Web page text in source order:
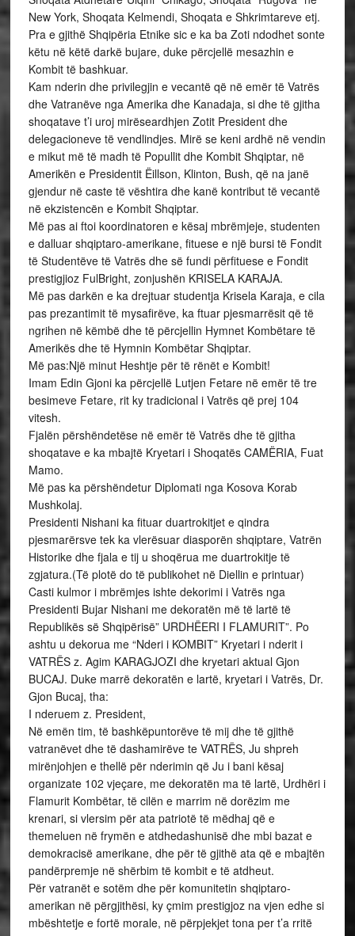
New York, Shoqata Kelmendi, Shoqata e Shkrimtareve etj.
Pra e gjithë Shqipëria Etnike sic e ka ba Zoti ndodhet sonte
këtu në këtë darkë bujare, duke përcjellë mesazhin e
Kombit të bashkuar.
Kam nderin dhe privilegjin e vecantë që në emër të Vatrës
dhe Vatranëve nga Amerika dhe Kanadaja, si dhe të gjitha
shoqatave t’i uroj mirëseardhjen Zotit President dhe
delegacioneve të vendlindjes. Mirë se keni ardhë në vendin
e mikut më të madh të Popullit dhe Kombit Shqiptar, në
Amerikën e Presidentit Ëillson, Klinton, Bush, që na janë
gjendur në caste të vështira dhe kanë kontribut të vecantë
në ekzistencën e Kombit Shqiptar.
Më pas ai ftoi koordinatoren e kësaj mbrëmjeje, studenten
e dalluar shqiptaro-amerikane, fituese e një bursi të Fondit
të Studentëve të Vatrës dhe së fundi përfituese e Fondit
prestigjioz FulBright, zonjushën KRISELA KARAJA.
Më pas darkën e ka drejtuar studentja Krisela Karaja, e cila
pas prezantimit të mysafirëve, ka ftuar pjesmarrësit që të
ngrihen në këmbë dhe të përcjellin Hymnet Kombëtare të
Amerikës dhe të Hymnin Kombëtar Shqiptar.
Më pas:Një minut Heshtje për të rënët e Kombit!
Imam Edin Gjoni ka përcjellë Lutjen Fetare në emër të tre
besimeve Fetare, rit ky tradicional i Vatrës që prej 104
vitesh.
Fjalën përshëndetëse në emër të Vatrës dhe të gjitha
shoqatave e ka mbajtë Kryetari i Shoqatës CAMËRIA, Fuat
Mamo.
Më pas ka përshëndetur Diplomati nga Kosova Korab
Mushkolaj.
Presidenti Nishani ka fituar duartrokitjet e qindra
pjesmarërsve tek ka vlerësuar diasporën shqiptare, Vatrën
Historike dhe fjala e tij u shoqërua me duartrokitje të
zgjatura.(Të plotë do të publikohet në Diellin e printuar)
Casti kulmor i mbrëmjes ishte dekorimi i Vatrës nga
Presidenti Bujar Nishani me dekoratën më të lartë të
Republikës së Shqipërisë” URDHËERI I FLAMURIT”. Po
ashtu u dekorua me “Nderi i KOMBIT” Kryetari i nderit i
VATRËS z. Agim KARAGJOZI dhe kryetari aktual Gjon
BUCAJ. Duke marrë dekoratën e lartë, kryetari i Vatrës, Dr.
Gjon Bucaj, tha:
I nderuem z. President,
Në emën tim, të bashkëpuntorëve të mij dhe të gjithë
vatranëvet dhe të dashamirëve te VATRËS, Ju shpreh
mirënjohjen e thellë për nderimin që Ju i bani kësaj
organizate 102 vjeçare, me dekoratën ma të lartë, Urdhëri i
Flamurit Kombëtar, të cilën e marrim në dorëzim me
krenari, si vlersim për ata patriotë të mëdhaj që e
themeluen në frymën e atdhedashunisë dhe mbi bazat e
demokracisë amerikane, dhe për të gjithë ata që e mbajtën
pandërpremje në shërbim të kombit e të atdheut.
Për vatranët e sotëm dhe për komunitetin shqiptaro-
amerikan në përgjithësi, ky çmim prestigjoz na vjen edhe si
mbështetje e fortë morale, në përpjekjet tona per t’a rritë